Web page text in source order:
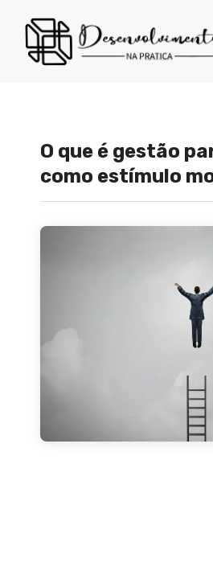
para
conteúdo
O que é gestão
como estímulo